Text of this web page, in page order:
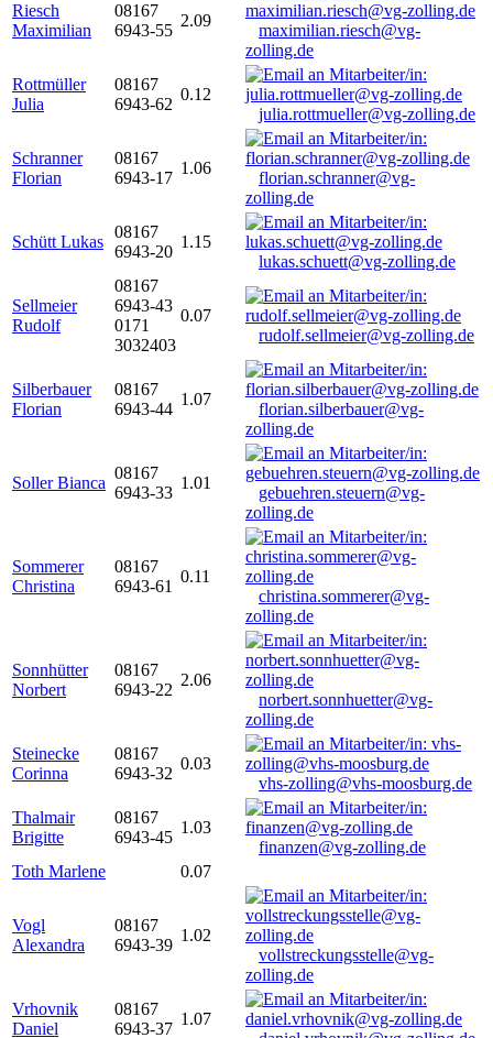
Riesch
Maximilian
08167
6943-55
2.09
maximilian.riesch@vg-
zolling.de
Rottmüller
Julia
08167
6943-62
0.12
julia.rottmueller@vg-zolling.de
Schranner
Florian
08167
6943-17
1.06
florian.schranner@vg-
zolling.de
Schütt Lukas
08167
6943-20
1.15
lukas.schuett@vg-zolling.de
Sellmeier
Rudolf
08167
6943-43
0171
3032403
0.07
rudolf.sellmeier@vg-zolling.de
Silberbauer
Florian
08167
6943-44
1.07
florian.silberbauer@vg-
zolling.de
Soller Bianca
08167
6943-33
1.01
gebuehren.steuern@vg-
zolling.de
Sommerer
Christina
08167
6943-61
0.11
christina.sommerer@vg-
zolling.de
Sonnhütter
Norbert
08167
6943-22
2.06
norbert.sonnhuetter@vg-
zolling.de
Steinecke
Corinna
08167
6943-32
0.03
vhs-zolling@vhs-moosburg.de
Thalmair
Brigitte
08167
6943-45
1.03
finanzen@vg-zolling.de
Toth Marlene
0.07
Vogl
Alexandra
08167
6943-39
1.02
vollstreckungsstelle@vg-
zolling.de
Vrhovnik
Daniel
08167
6943-37
1.07